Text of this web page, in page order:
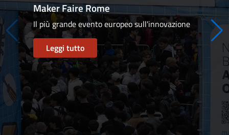
Maker Faire Rome
Il più grande evento europeo sull'innovazione
Leggi tutto